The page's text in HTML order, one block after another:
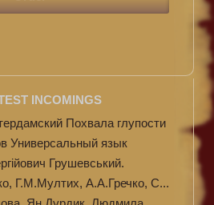
INCOMINGS
Похвала глупости
Универсальный язык
Грушевський.
Г.М.Мултих, А.А.Гречко, С...